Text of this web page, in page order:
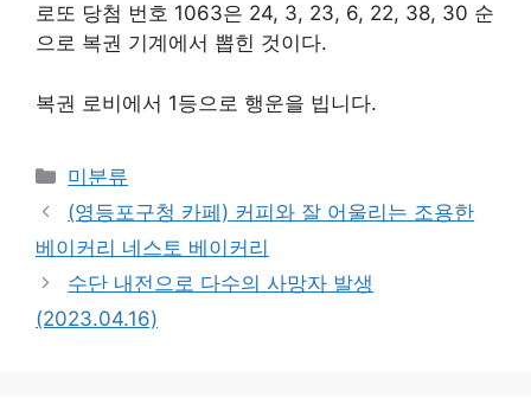
로또 당첨 번호 1063은 24, 3, 23, 6, 22, 38, 30 순
으로 복권 기계에서 뽑힌 것이다.
복권 로비에서 1등으로 행운을 빕니다.
Categories
미분류
(영등포구청 카페) 커피와 잘 어울리는 조용한
베이커리 네스토 베이커리
수단 내전으로 다수의 사망자 발생
(2023.04.16)